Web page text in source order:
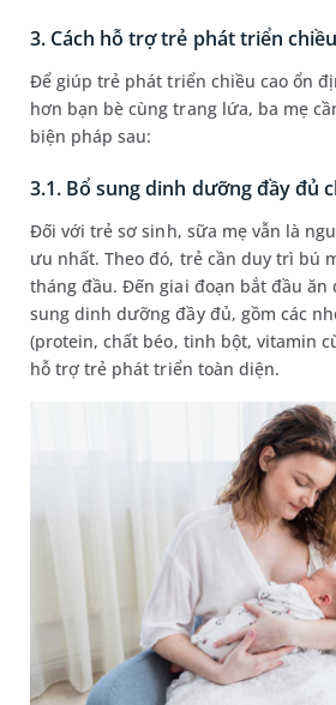
3. Cách hỗ trợ trẻ phát triển
Để giúp trẻ phát triển chiều cao ổn
hơn bạn bè cùng trang lứa, ba mẹ
biện pháp sau:
3.1. Bổ sung dinh dưỡng đầy đủ
Đối với trẻ sơ sinh, sữa mẹ vẫn là
ưu nhất. Theo đó, trẻ cần duy trì bú
tháng đầu. Đến giai đoạn bắt đầu ăn
sung dinh dưỡng đầy đủ, gồm các
(protein, chất béo, tinh bột, vitamin
hỗ trợ trẻ phát triển toàn diện.